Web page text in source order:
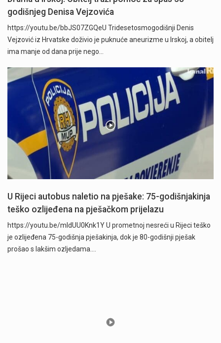
godišnjeg Denisa Vejzovića
https://youtu.be/bbJS07ZGQeU Tridesetosmogodišnji Denis
Vejzović iz Hrvatske doživio je puknuće aneurizme u Irskoj, a obitelj
ima manje od dana prije nego…
U Rijeci autobus naletio na pješake: 75-godišnjakinja
teško ozlijeđena na pješačkom prijelazu
https://youtu.be/mldUU0Knk1Y U prometnoj nesreći u Rijeci teško
je ozlijeđena 75-godišnja pješakinja, dok je 80-godišnji pješak
prošao s lakšim ozljedama.…